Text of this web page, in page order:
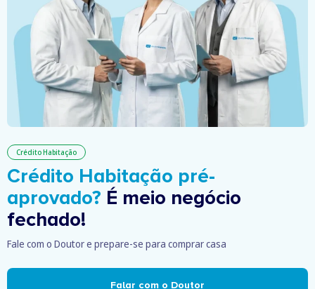
Crédito Habitação
Crédito Habitação pré-
aprovado? É meio negócio
fechado!
Fale com o Doutor e prepare-se para comprar casa
Falar com o Doutor